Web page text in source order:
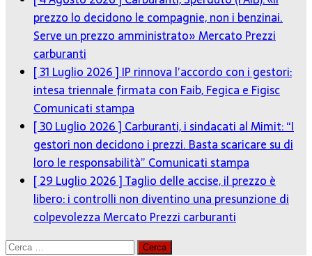
prezzo lo decidono le compagnie, non i benzinai.
Serve un prezzo amministrato»Mercato Prezzi
carburanti
[ 31 Luglio 2026 ]IP rinnova l’accordo con i gestori:
intesa triennale firmata con Faib, Fegica e Figisc
Comunicati stampa
[ 30 Luglio 2026 ]Carburanti, i sindacati al Mimit: “I
gestori non decidono i prezzi. Basta scaricare su di
loro le responsabilità”Comunicati stampa
[ 29 Luglio 2026 ]Taglio delle accise, il prezzo è
libero: i controlli non diventino una presunzione di
colpevolezzaMercato Prezzi carburanti
Ricerca